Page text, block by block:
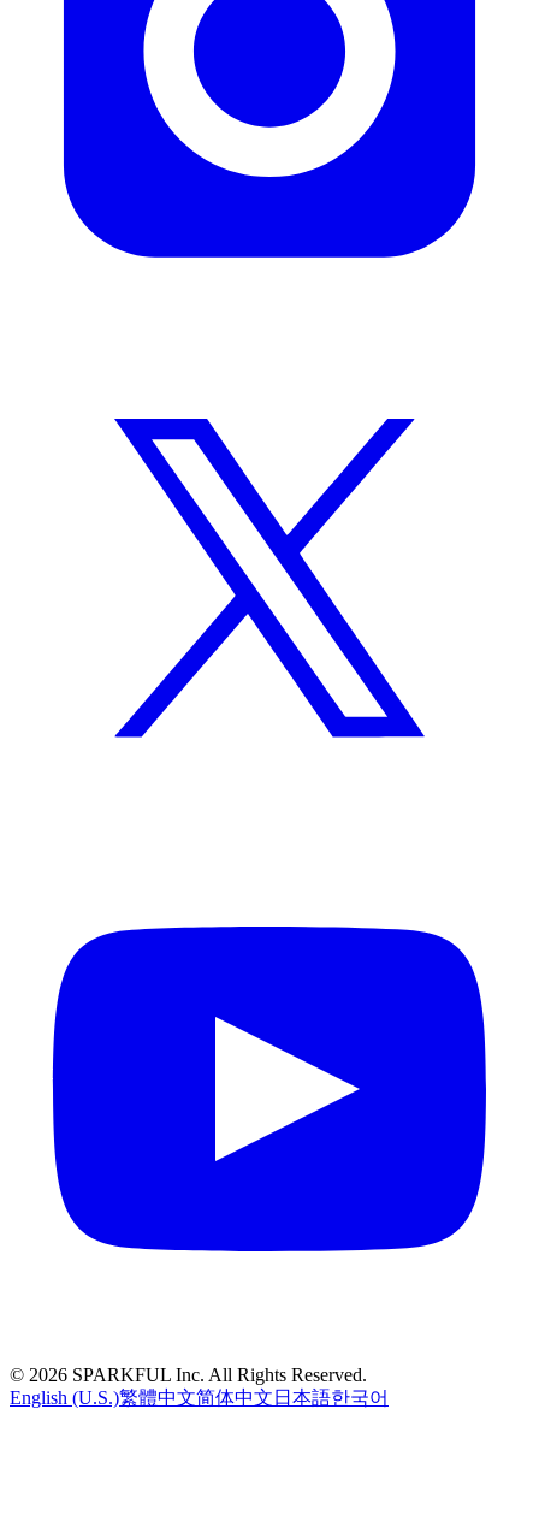
© 2026 SPARKFUL Inc. All Rights Reserved.
English (U.S.)繁體中文简体中文 日本語한국어